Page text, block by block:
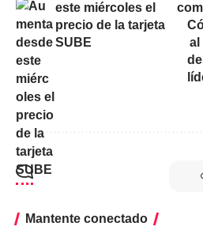
este miércoles el
precio de la tarjeta
SUBE
al
Mantente conectado